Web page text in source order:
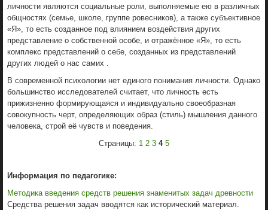
личности являются социальные роли, выполняемые ею в различных
общностях (семье, школе, группе ровесников), а также субъективное
«Я», то есть созданное под влиянием воздействия других
представление о собственной особе, и отражённое «Я», то есть
комплекс представлений о себе, созданных из представлений
других людей о нас самих .
В современной психологии нет единого понимания личности. Однако
большинство исследователей считает, что личность есть
прижизненно формирующаяся и индивидуально своеобразная
совокупность черт, определяющих образ (стиль) мышления данного
человека, строй её чувств и поведения.
Страницы: 1 2 3 4 5
Информация по педагогике:
Методика введения средств решения знаменитых задач древности
Средства решения задач вводятся как исторический материал.